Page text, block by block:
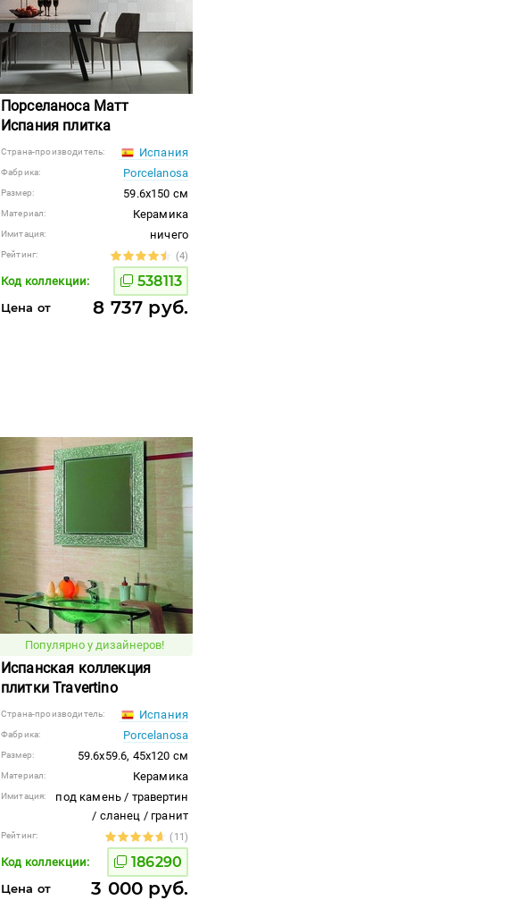
Порселаноса Матт
Испания плитка
Страна-производитель: Испания
Фабрика: Porcelanosa
Размер: 59.6x150 см
Материал: Керамика
Имитация: ничего
Рейтинг: (4)
Код коллекции: 538113
Цена от 8 737 руб.
Популярно у дизайнеров!
Испанская коллекция
плитки Travertino
Страна-производитель: Испания
Фабрика: Porcelanosa
Размер: 59.6x59.6, 45x120 см
Материал: Керамика
Имитация:
под камень / травертин
/ сланец / гранит
Рейтинг: (11)
Код коллекции: 186290
Цена от 3 000 руб.